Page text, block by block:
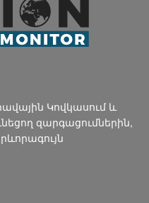
Կովկասում և
զարգացումներին,